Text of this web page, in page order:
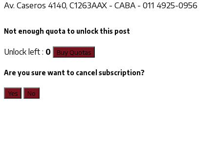
Av. Caseros 4140, C1263AAX - CABA - 011 4925-0956
Not enough quota to unlock this post
Unlock left : 0 Buy Quotas
Are you sure want to cancel subscription?
Yes No